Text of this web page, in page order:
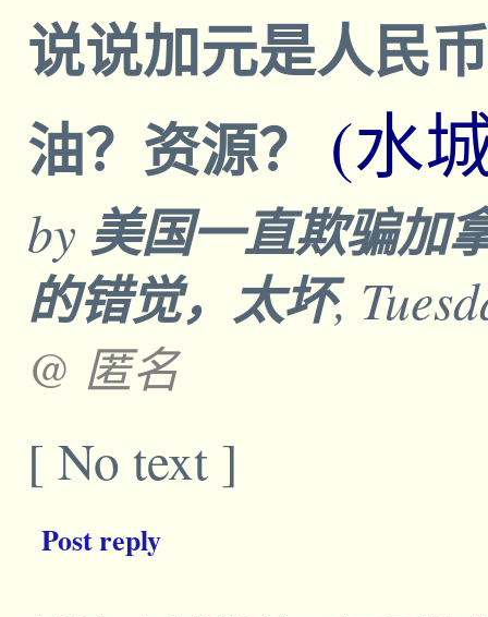
说说加元是人民
油？资源？ (水
by 美国一直欺骗加
的错觉，太坏,
@ 匿名
[ No text ]
Post reply